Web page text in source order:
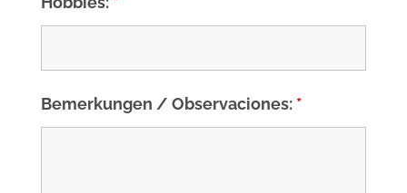
Bemerkungen / Observaciones: *